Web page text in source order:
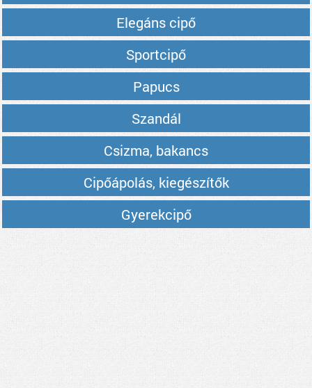
Elegáns cipő
Sportcipő
Papucs
Szandál
Csizma, bakancs
Cipőápolás, kiegészítők
Gyerekcipő